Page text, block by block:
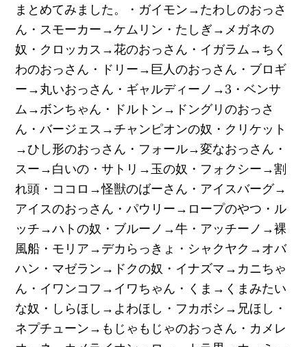
まとめてみました。・ガイモン→たわしのおっさ
ん・スモーカー→ケムリン・たしぎ→メガネの
奴・クロッカス→花のおっさん・イガラム→ちく
わのおっさん・ドリー→巨人のおっさん・ブロギ
ー→丸いおっさん・ギャルディーノ→3・ベンサ
ム→ボンちゃん・ドルトン→ドングリのおっさ
ん・バージェス→チャンピオンの奴・クリケット
→ひし形のおっさん・フォール→変なおっさん・
スー→白いの・サトリ→玉の奴・フォクシー→割
れ頭・ココロ→怪獣のばーさん・アイスバーグ→
アイスのおっさん・パウリー→ロープのやつ・ル
ッチ→ハトの奴・ブルーノ→牛・アッチーノ→裸
風船・モリア→デカらっきょ・シャクヤク→オバ
ハン・マゼラン→ドクの奴・イナズマ→カニちゃ
ん・イワンコフ→イワちゃん・くま→くまみたい
な奴・しらほし→よわほし・フカボシ→兄ほし・
ネプチューン→もじゃもじゃのおっさん・カメレ